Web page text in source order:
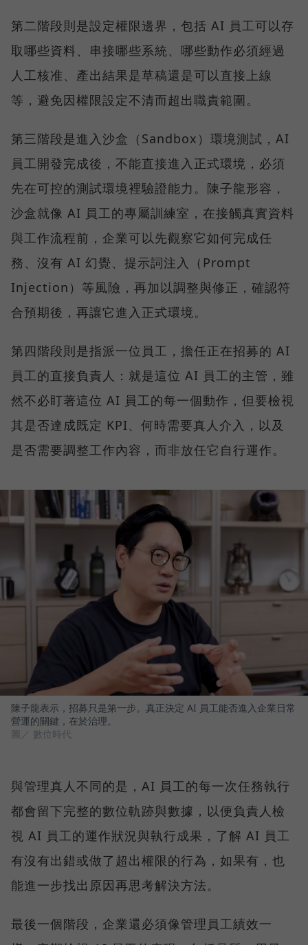
第二階段則是設定權限邊界，包括 AI 員工可以存
取哪些資料、串接哪些系統、哪些動作必須經過
人工核准、產出結果是草稿還是可以直接上線
等，避免因權限設定不清而超出職責範圍。
第三階段是進入沙盒（Sandbox）環境測試，AI
員工開發完成後，不能直接進入正式環境，必須
先在可控的測試環境裡驗證能力。陳子龍形容，
沙盒就像 AI 員工的專屬訓練室，在接觸真實資料
與工作流程前，企業可以先觀察它如何完成任
務、沒有 AI 幻覺、提示詞注入（Prompt
Injection）等風險，再加以調整與修正，確認符
合預期後，再讓它進入正式環境。
第四階段則是指派一位員工，擔任正在招募的 AI
員工的直接負責人：就是這位 AI 員工的主管，雖
然不必盯著這位 AI 員工的每一個動作，但要檢視
其是否達成既定 KPI、何時需要真人介入，以及
是否需要調整工作內容，而非放任它自行運作。
陳子龍表示，招募只是第一步。真正決定 AI 員工能否進入企業日常
營運的關鍵，在於治理。
圖／ 數位時代
與管理真人不同的是，AI 員工的每一次任務執行
都會留下完整的數位軌跡與數據，以便負責人檢
視 AI 員工的運作狀況與執行成果，了解 AI 員工
有沒有出錯或做了超出權限的行為，如果有，也
能進一步找出原因再思考解決方法。
最後一個階段，企業還必須像管理員工績效一